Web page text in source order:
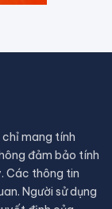
ngoan
có vận xui,
tuổi Mùi,